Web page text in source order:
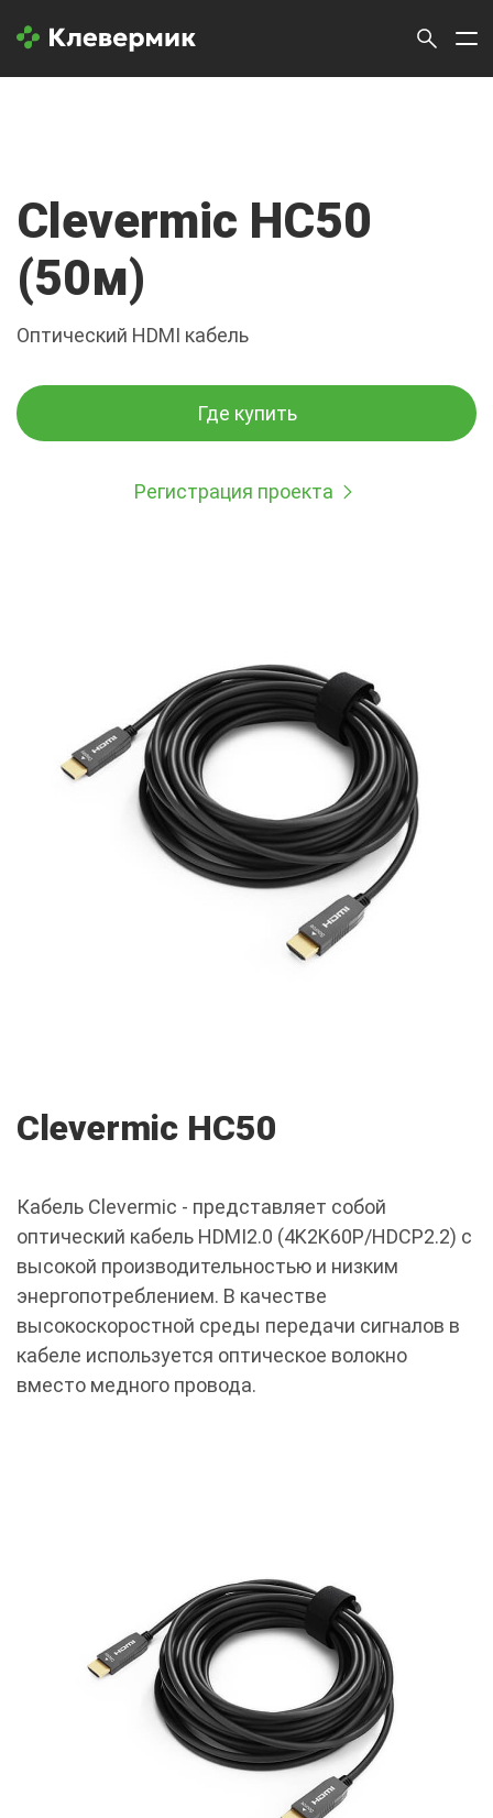
Clevermic HC50
(50м)
Оптический HDMI кабель
Где купить
Регистрация проекта
Clevermic HC50
Кабель Clevermic - представляет собой
оптический кабель HDMI2.0 (4K2K60P/HDCP2.2) с
высокой производительностью и низким
энергопотреблением. В качестве
высокоскоростной среды передачи сигналов в
кабеле используется оптическое волокно
вместо медного провода.